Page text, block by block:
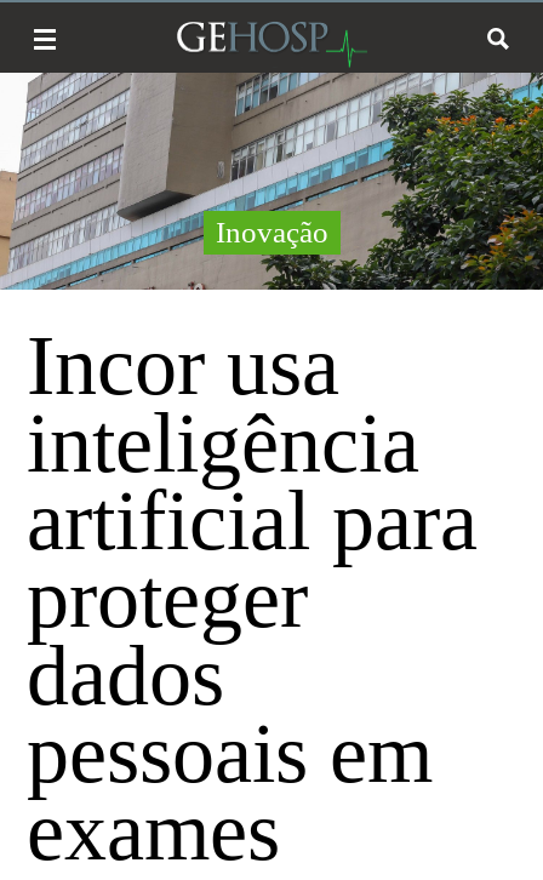
Inovação
Incor usa
inteligência
artificial para
proteger
dados
pessoais em
exames